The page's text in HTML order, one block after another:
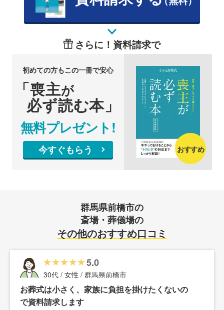
さらに！資料請求で
初めての方もこの一冊で安心
「喪主が
必ず読む本」
無料プレゼント!
今すぐもらう おすすめ
群馬県前橋市の
斎場・葬儀場の
その他のおすすめ口コミ
5.0
30代 / 女性 / 群馬県前橋市
お葬式は小さく、家族に負担を掛けたくないの
で資料請求します